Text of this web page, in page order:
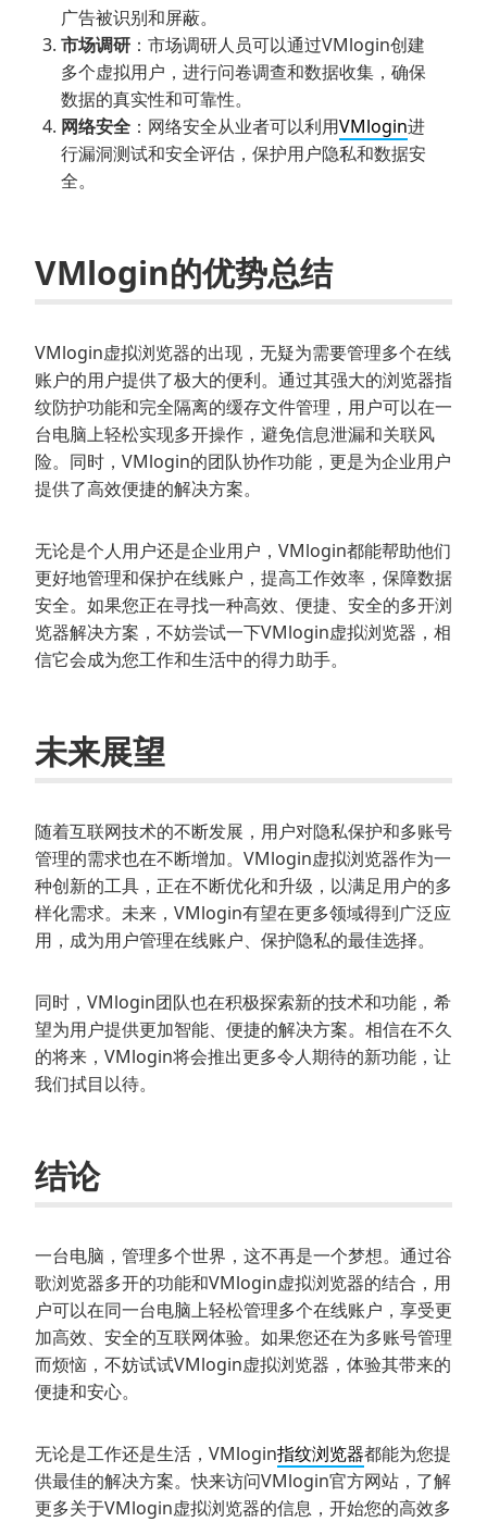
广告被识别和屏蔽。
市场调研 ：市场调研人员可以通过VMlogin创建
多个虚拟用户，进行问卷调查和数据收集，确保
数据的真实性和可靠性。
网络安全 ：网络安全从业者可以利用VMlogin进
行漏洞测试和安全评估，保护用户隐私和数据安
全。
VMlogin的优势总结
VMlogin虚拟浏览器的出现，无疑为需要管理多个在线
账户的用户提供了极大的便利。通过其强大的浏览器指
纹防护功能和完全隔离的缓存文件管理，用户可以在一
台电脑上轻松实现多开操作，避免信息泄漏和关联风
险。同时，VMlogin的团队协作功能，更是为企业用户
提供了高效便捷的解决方案。
无论是个人用户还是企业用户，VMlogin都能帮助他们
更好地管理和保护在线账户，提高工作效率，保障数据
安全。如果您正在寻找一种高效、便捷、安全的多开浏
览器解决方案，不妨尝试一下VMlogin虚拟浏览器，相
信它会成为您工作和生活中的得力助手。
未来展望
随着互联网技术的不断发展，用户对隐私保护和多账号
管理的需求也在不断增加。VMlogin虚拟浏览器作为一
种创新的工具，正在不断优化和升级，以满足用户的多
样化需求。未来，VMlogin有望在更多领域得到广泛应
用，成为用户管理在线账户、保护隐私的最佳选择。
同时，VMlogin团队也在积极探索新的技术和功能，希
望为用户提供更加智能、便捷的解决方案。相信在不久
的将来，VMlogin将会推出更多令人期待的新功能，让
我们拭目以待。
结论
一台电脑，管理多个世界，这不再是一个梦想。通过谷
歌浏览器多开的功能和VMlogin虚拟浏览器的结合，用
户可以在同一台电脑上轻松管理多个在线账户，享受更
加高效、安全的互联网体验。如果您还在为多账号管理
而烦恼，不妨试试VMlogin虚拟浏览器，体验其带来的
便捷和安心。
无论是工作还是生活，VMlogin指纹浏览器都能为您提
供最佳的解决方案。快来访问VMlogin官方网站，了解
更多关于VMlogin虚拟浏览器的信息，开始您的高效多